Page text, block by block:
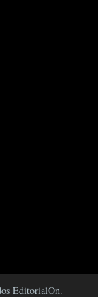
EditorialOn.